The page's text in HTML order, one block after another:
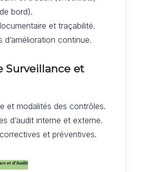
bord).
et traçabilité.
d’amélioration continue.
Surveillance et
et modalités des contrôles.
d’audit interne et externe.
et préventives.